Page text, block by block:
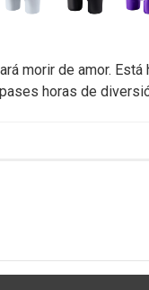
morir de amor.
horas de